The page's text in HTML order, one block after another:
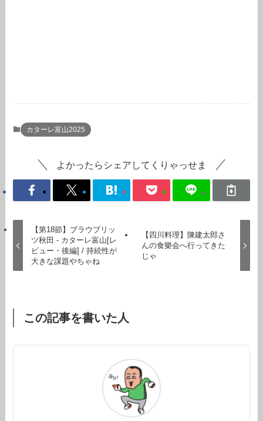
カターレ富山2025
よかったらシェアしてくりゃっせま
【第18節】ブラウブリッ
ツ秋田 - カターレ富山[レ
ビュー・後編] / 持続性が
大きな課題やちゃね
【四川料理】陳建太郎さ
んの食樂会へ行ってきた
じゃ
この記事を書いた人